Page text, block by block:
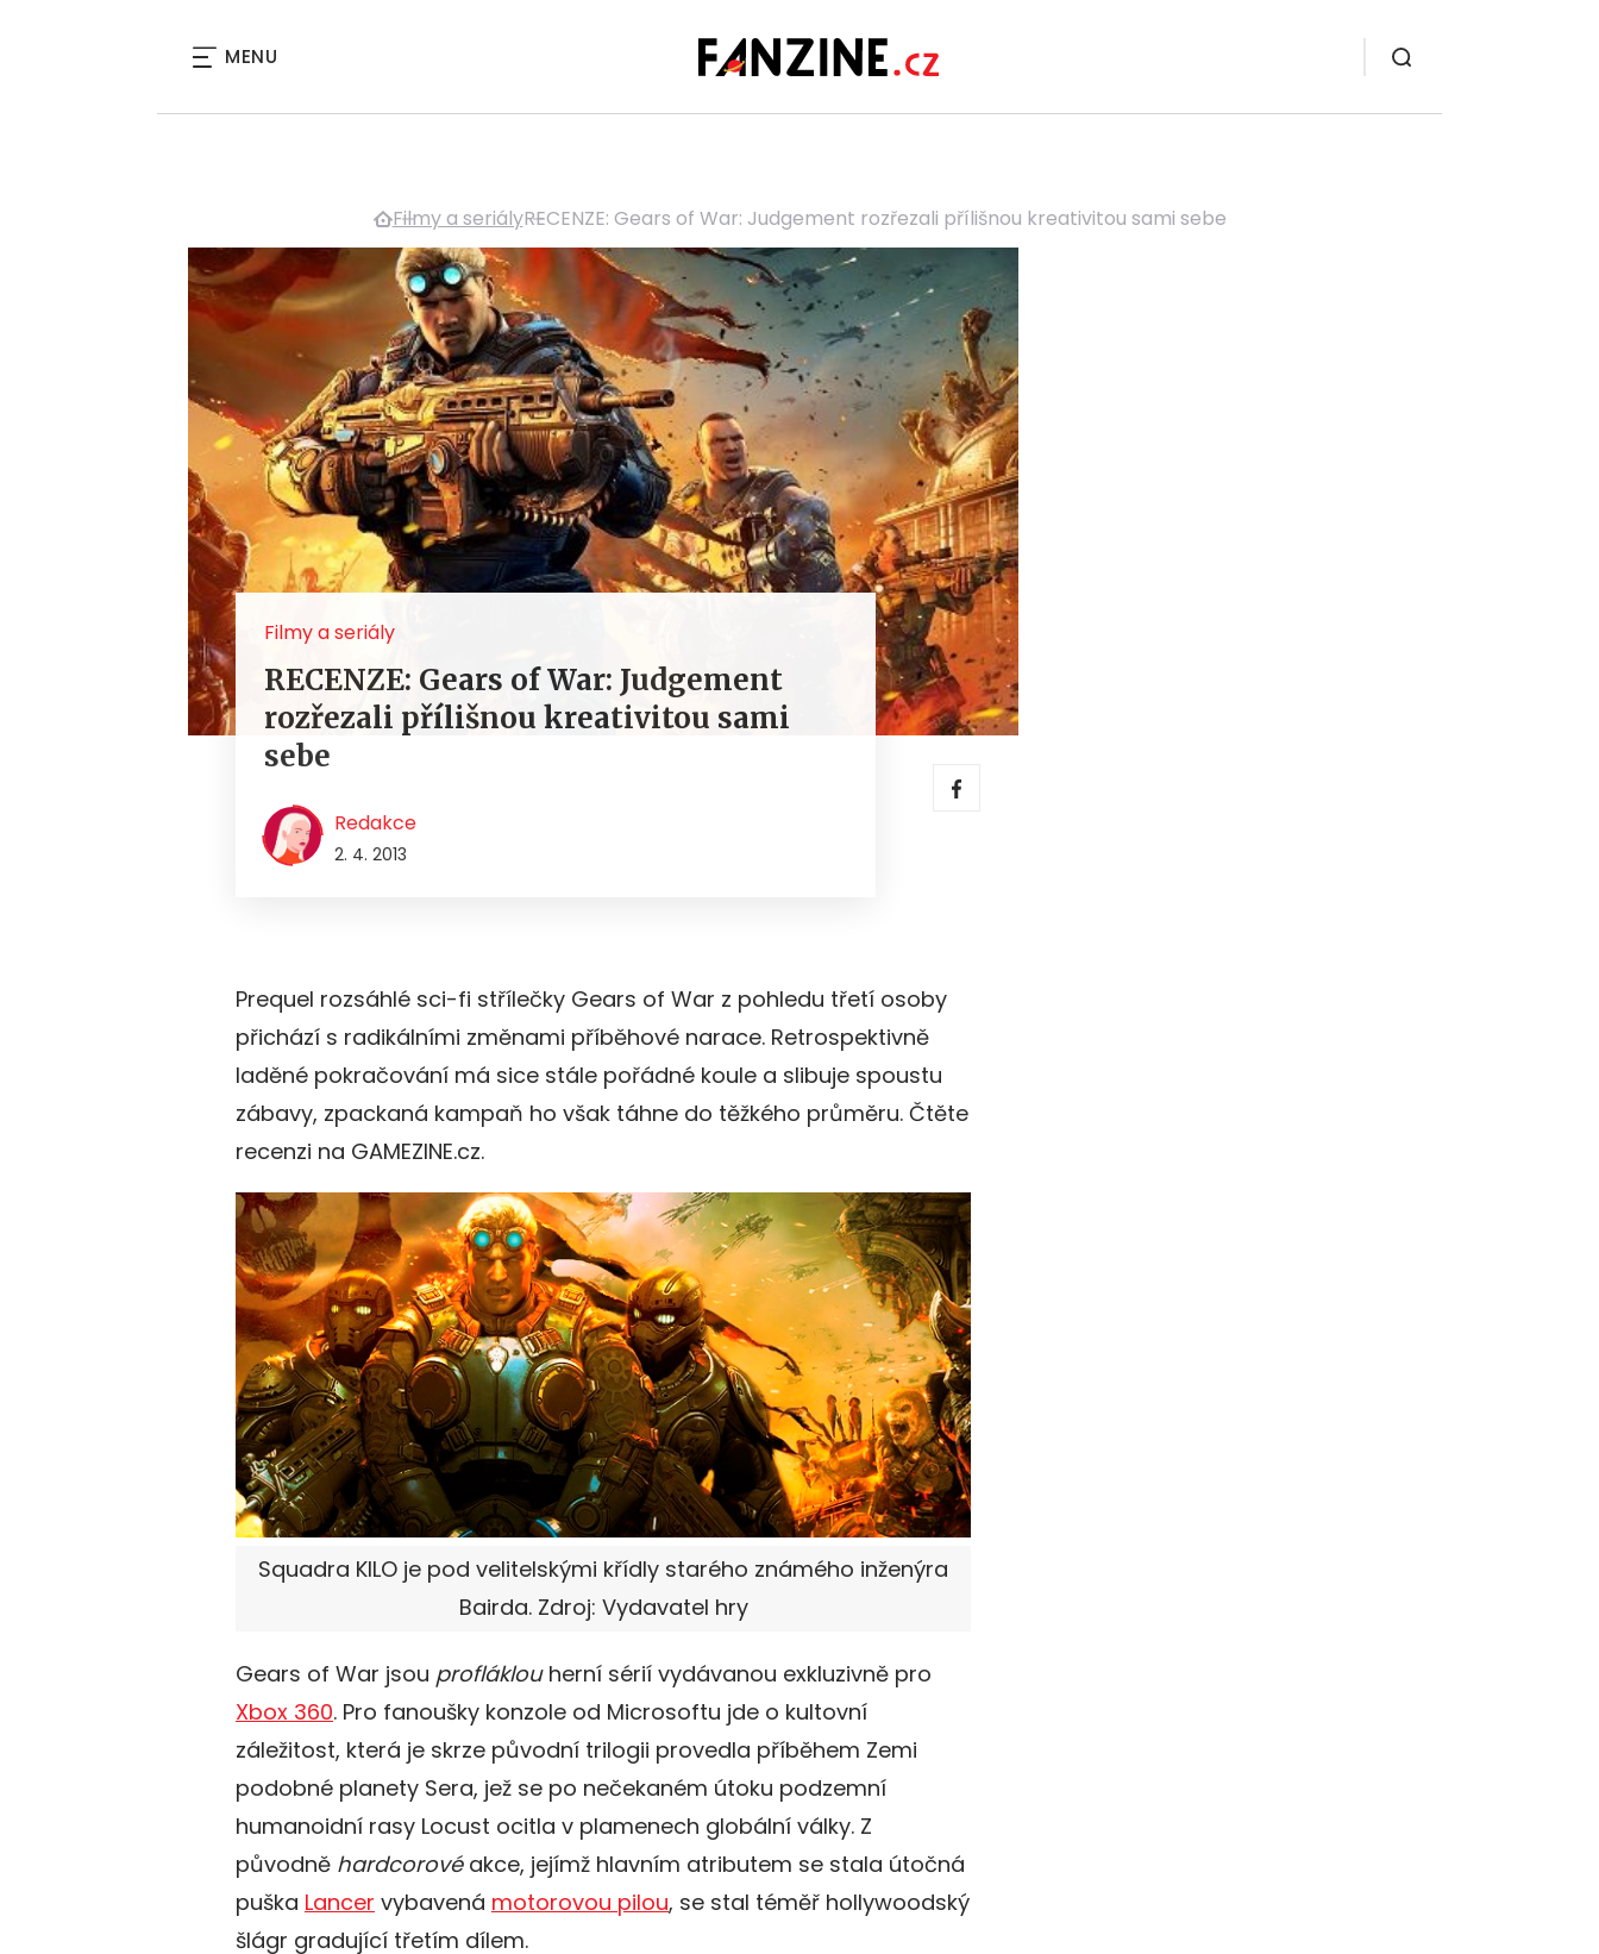
MENU
Filmy a seriályRECENZE: Gears of War: Judgement rozřezali přílišnou kreativitou sami sebe
Filmy a seriály
RECENZE: Gears of War: Judgement
rozřezali přílišnou kreativitou sami
sebe
Redakce
2. 4. 2013
Prequel rozsáhlé sci-fi střílečky Gears of War z pohledu třetí osoby
přichází s radikálními změnami příběhové narace. Retrospektivně
laděné pokračování má sice stále pořádné koule a slibuje spoustu
zábavy, zpackaná kampaň ho však táhne do těžkého průměru. Čtěte
recenzi na GAMEZINE.cz.
Squadra KILO je pod velitelskými křídly starého známého inženýra
Bairda. Zdroj: Vydavatel hry
Gears of War jsou profláklouherní sérií vydávanou exkluzivně pro
Xbox 360. Pro fanoušky konzole od Microsoftu jde o kultovní
záležitost, která je skrze původní trilogii provedla příběhem Zemi
podobné planety Sera, jež se po nečekaném útoku podzemní
humanoidní rasy Locust ocitla v plamenech globální války. Z
původně hardcorovéakce, jejímž hlavním atributem se stala útočná
puška Lancer vybavená motorovou pilou, se stal téměř hollywoodský
šlágr gradující třetím dílem.